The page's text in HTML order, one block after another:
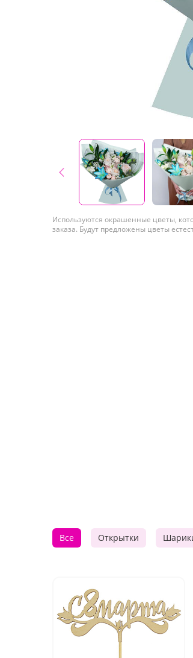
Используются окрашенные цветы,
заказа. Будут предложены цветы
Все Открытки